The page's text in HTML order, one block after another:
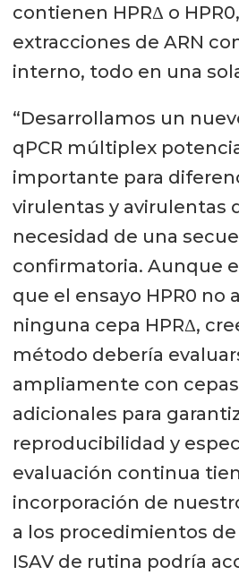
contienen HPRΔ o
extracciones de ARN
interno, todo en una
“Desarrollamos un
qPCR múltiplex
importante para
virulentas y avirulentas
necesidad de una
confirmatoria. Aunque
que el ensayo HPR0 no
ninguna cepa HPRΔ,
método debería
ampliamente con cepas
adicionales para
reproducibilidad y
evaluación continua
incorporación de
a los procedimientos
ISAV de rutina podría